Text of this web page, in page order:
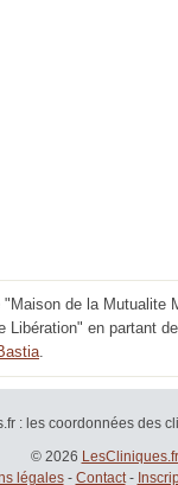
"Maison de la Mutualite
Libération" en partant
: les coordonnées des
© 2026 LesCliniques.fr
légales- Contact-